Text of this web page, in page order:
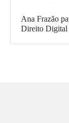
Ana Frazão
Direito Digital